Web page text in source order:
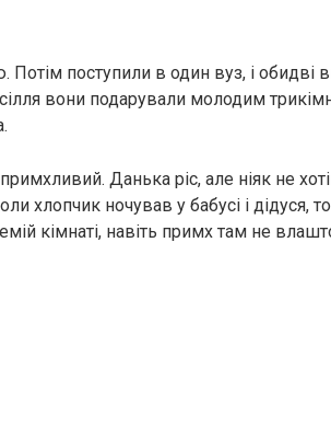
поступили в один вуз, і обидві
вони подарували молодим
Данька ріс, але ніяк не
хлопчик ночував у бабусі і дідуся,
кімнаті, навіть примх там не